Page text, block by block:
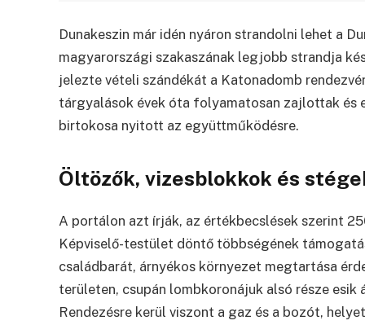
Dunakeszin már idén nyáron strandolni lehet a
magyarországi szakaszának legjobb strandja
jelezte vételi szándékát a Katonadomb
tárgyalások évek óta folyamatosan zajlottak és
birtokosa nyitott az együttműködésre.
Öltözők, vizesblokkok és
A portálon azt írják, az értékbecslések szerint
Képviselő-testület döntő többségének
családbarát, árnyékos környezet megtartása
területen, csupán lombkoronájuk alsó része
Rendezésre kerül viszont a gaz és a bozót,